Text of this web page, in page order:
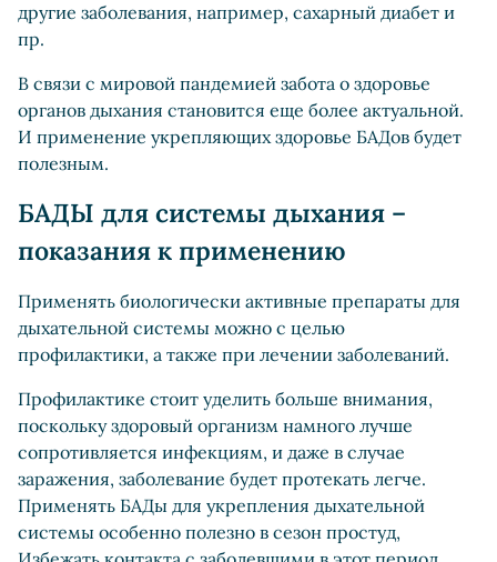
другие заболевания, например, сахарный диабет и
пр.
В связи с мировой пандемией забота о здоровье
органов дыхания становится еще более актуальной.
И применение укрепляющих здоровье БАДов будет
полезным.
БАДЫ для системы дыхания –
показания к применению
Применять биологически активные препараты для
дыхательной системы можно с целью
профилактики, а также при лечении заболеваний.
Профилактике стоит уделить больше внимания,
поскольку здоровый организм намного лучше
сопротивляется инфекциям, и даже в случае
заражения, заболевание будет протекать легче.
Применять БАДы для укрепления дыхательной
системы особенно полезно в сезон простуд,